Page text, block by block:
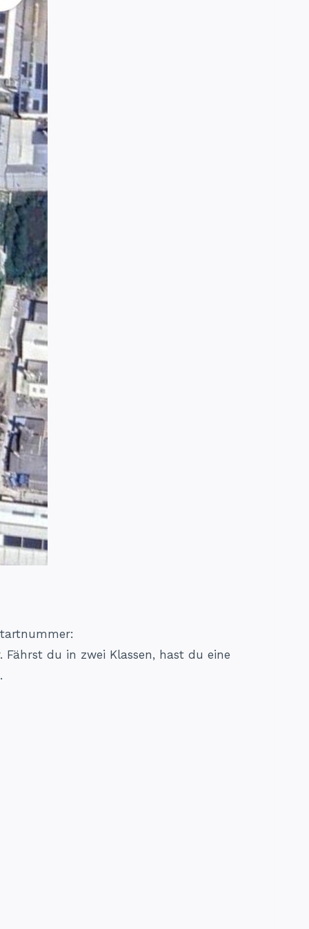
du in zwei Klassen, hast du eine